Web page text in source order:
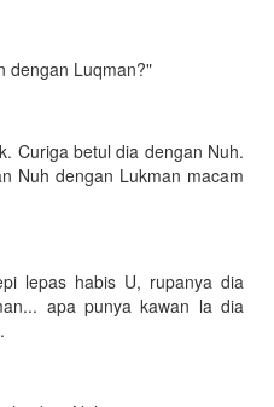
dengan Luqman?"
Curiga betul dia dengan Nuh.
Nuh dengan Lukman macam
lepas habis U, rupanya dia
apa punya kawan la dia